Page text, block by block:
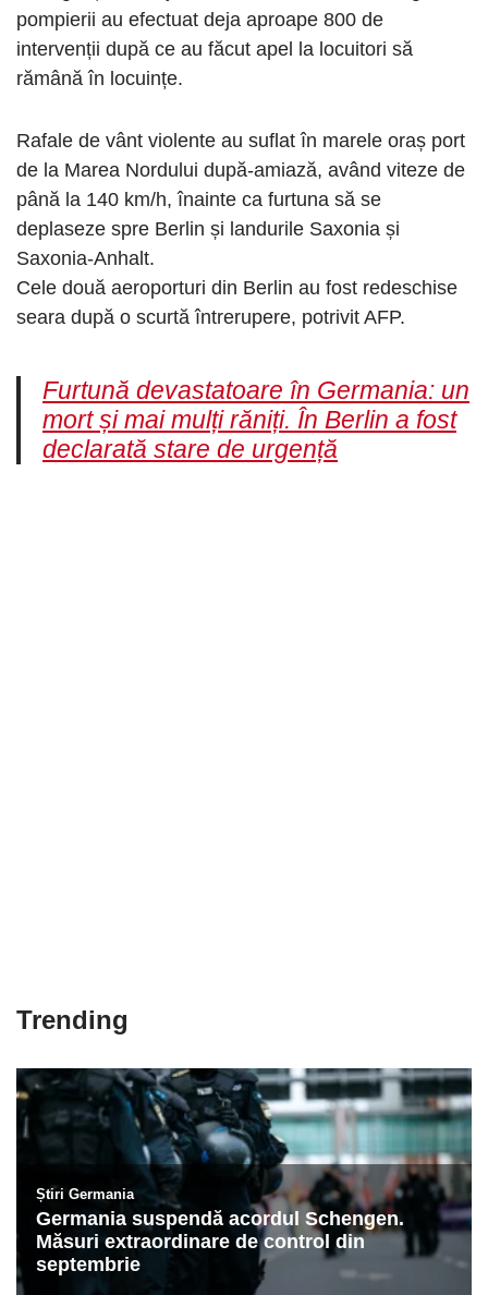
pompierii au efectuat deja aproape 800 de
intervenții după ce au făcut apel la locuitori să
rămână în locuințe.
Rafale de vânt violente au suflat în marele oraș port
de la Marea Nordului după-amiază, având viteze de
până la 140 km/h, înainte ca furtuna să se
deplaseze spre Berlin și landurile Saxonia și
Saxonia-Anhalt.
Cele două aeroporturi din Berlin au fost redeschise
seara după o scurtă întrerupere, potrivit AFP.
Furtună devastatoare în Germania: un
mort și mai mulți răniți. În Berlin a fost
declarată stare de urgență
Trending